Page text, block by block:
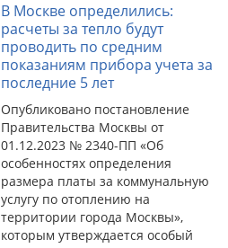
В Москве определились:
расчеты за тепло будут
проводить по средним
показаниям прибора учета за
последние 5 лет
Опубликовано постановление
Правительства Москвы от
01.12.2023 № 2340-ПП «Об
особенностях определения
размера платы за коммунальную
услугу по отоплению на
территории города Москвы»,
которым утверждается особый